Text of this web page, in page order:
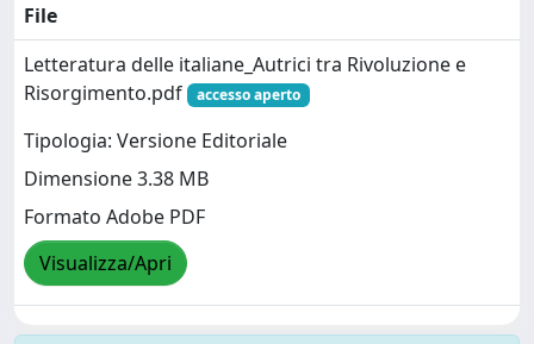
File
Letteratura delle italiane_Autrici tra Rivoluzione e
Risorgimento.pdf
accesso aperto
Tipologia: Versione Editoriale
Dimensione 3.38 MB
Formato Adobe PDF
Visualizza/Apri